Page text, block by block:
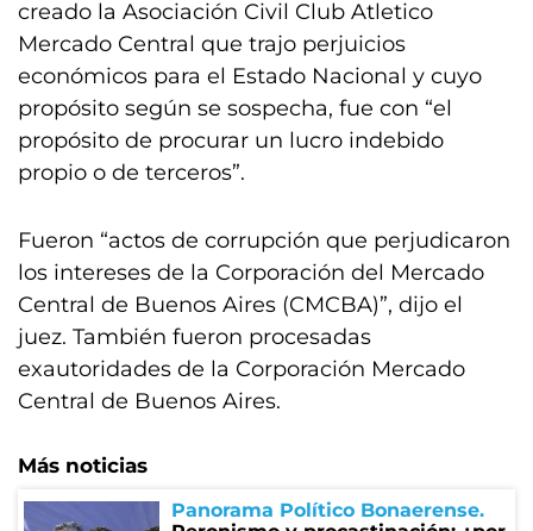
creado la Asociación Civil Club Atletico
Mercado Central que trajo perjuicios
económicos para el Estado Nacional y cuyo
propósito según se sospecha, fue con “el
propósito de procurar un lucro indebido
propio o de terceros”.
Fueron “actos de corrupción que perjudicaron
los intereses de la Corporación del Mercado
Central de Buenos Aires (CMCBA)”, dijo el
juez. También fueron procesadas
exautoridades de la Corporación Mercado
Central de Buenos Aires.
Más noticias
Panorama Político Bonaerense